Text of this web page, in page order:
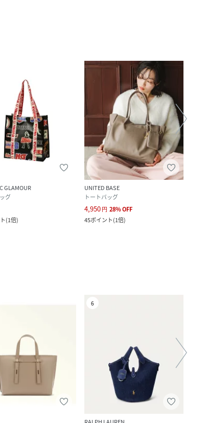
GLAMOUR
グ
(1倍)
UNITED BASE
トートバッグ
4,950円 28%OFF
45ポイント(1倍)
6